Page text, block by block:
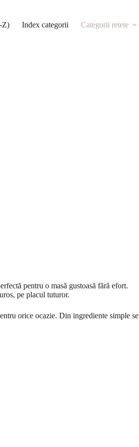
Z) Index categorii Categorii retete
pentru o masă gustoasă fără efort.
pe placul tuturor.
orice ocazie. Din ingrediente simple se